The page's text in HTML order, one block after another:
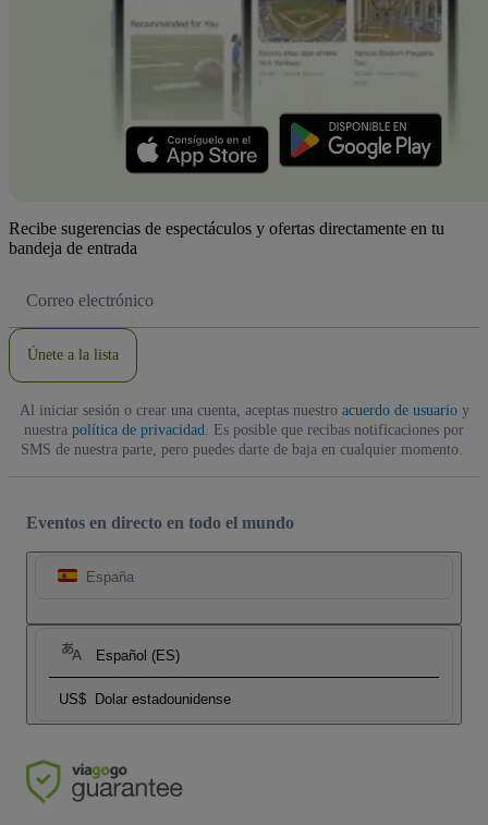
Recibe sugerencias de espectáculos y ofertas directamente en tu
bandeja de entrada
de
Únete a la lista
Al iniciar sesión o crear una cuenta, aceptas nuestro acuerdo de usuarioy
nuestra política de privacidad
. Es posible que recibas notificaciones por
SMS de nuestra parte, pero puedes darte de baja en cualquier momento.
Eventos en directo en todo el mundo
España
Español (ES)
US$ Dolar estadounidense